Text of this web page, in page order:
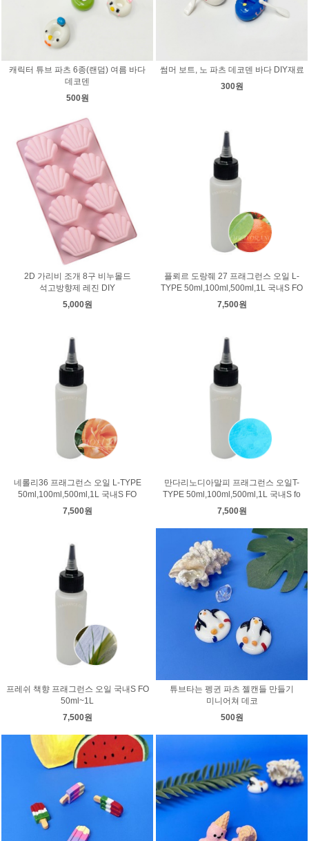
캐릭터 튜브 파츠 6종(랜덤) 여름 바다
데코덴
500원
썸머 보트, 노 파츠 데코덴 바다 DIY재료
300원
2D 가리비 조개 8구 비누몰드
석고방향제 레진 DIY
5,000원
플뢰르 도랑줴 27 프래그런스 오일 L-
TYPE 50ml,100ml,500ml,1L 국내S FO
7,500원
네롤리36 프래그런스 오일 L-TYPE
50ml,100ml,500ml,1L 국내S FO
7,500원
만다리노디아말피 프래그런스 오일T-
TYPE 50ml,100ml,500ml,1L 국내S fo
7,500원
프레쉬 책향 프래그런스 오일 국내S FO
50ml~1L
7,500원
튜브타는 펭귄 파츠 젤캔들 만들기
미니어쳐 데코
500원